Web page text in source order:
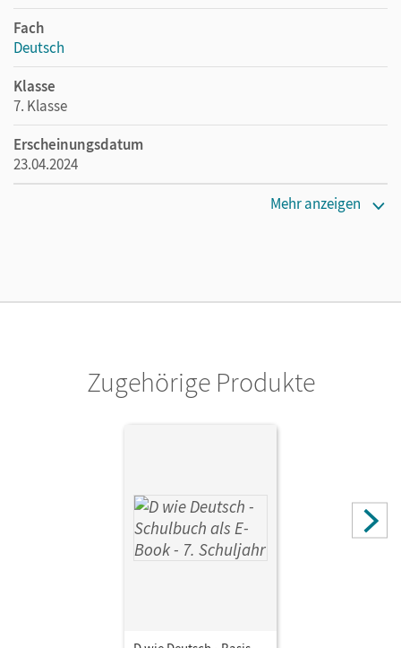
Fach
Deutsch
Klasse
7. Klasse
Erscheinungsdatum
23.04.2024
Mehr anzeigen
Zugehörige Produkte